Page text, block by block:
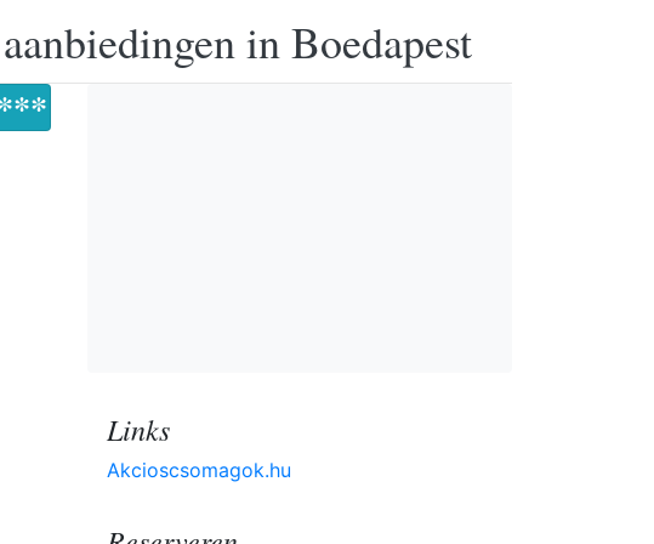
in Boedapest
Links
Akcioscsomagok.hu